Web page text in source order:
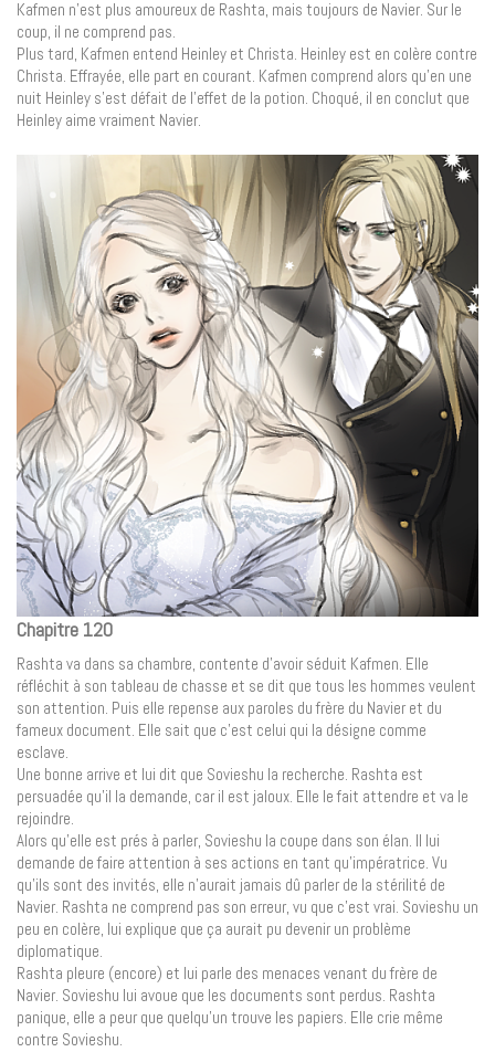
Kafmen n’est plus amoureux de Rashta, mais toujours de Navier. Sur le
coup, il ne comprend pas.
Plus tard, Kafmen entend Heinley et Christa. Heinley est en colère contre
Christa. Effrayée, elle part en courant. Kafmen comprend alors qu’en une
nuit Heinley s’est défait de l’effet de la potion. Choqué, il en conclut que
Heinley aime vraiment Navier.
Chapitre 120
Rashta va dans sa chambre, contente d’avoir séduit Kafmen. Elle
réfléchit à son tableau de chasse et se dit que tous les hommes veulent
son attention. Puis elle repense aux paroles du frère du Navier et du
fameux document. Elle sait que c’est celui qui la désigne comme
esclave.
Une bonne arrive et lui dit que Sovieshu la recherche. Rashta est
persuadée qu’il la demande, car il est jaloux. Elle le fait attendre et va le
rejoindre.
Alors qu’elle est prés à parler, Sovieshu la coupe dans son élan. Il lui
demande de faire attention à ses actions en tant qu’impératrice. Vu
qu’ils sont des invités, elle n’aurait jamais dû parler de la stérilité de
Navier. Rashta ne comprend pas son erreur, vu que c’est vrai. Sovieshu un
peu en colère, lui explique que ça aurait pu devenir un problème
diplomatique.
Rashta pleure (encore) et lui parle des menaces venant du frère de
Navier. Sovieshu lui avoue que les documents sont perdus. Rashta
panique, elle a peur que quelqu’un trouve les papiers. Elle crie même
contre Sovieshu.